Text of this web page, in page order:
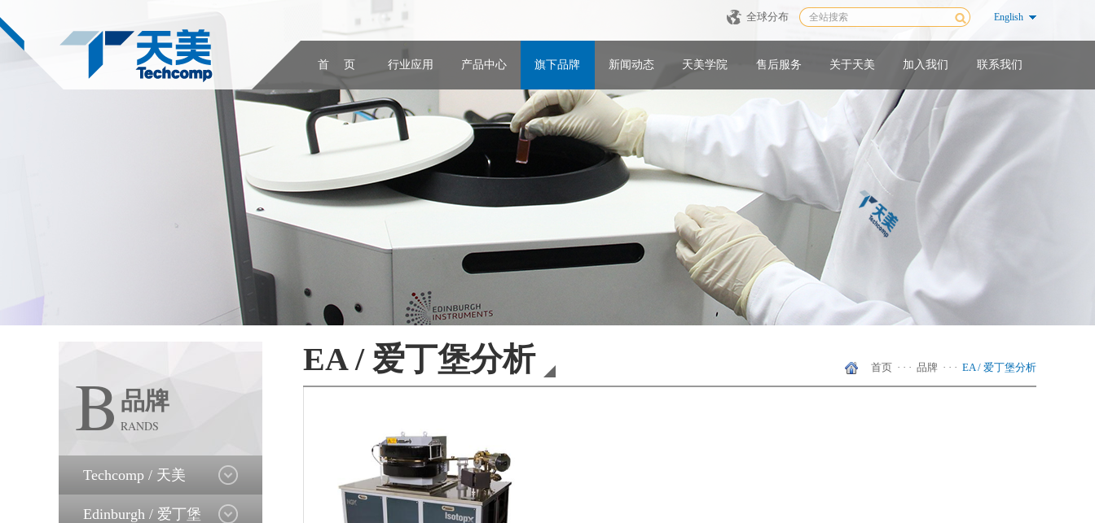
Edinburgh
全球分布 English
首 页 行业应用 产品中心 旗下品牌 新闻动态 天美学院 售后服务 关于天美 加入我们 联系我们
B 品牌
RANDS
Techcomp / 天美
Edinburgh / 爱丁堡
首页 · · · 品牌 · · · EA / 爱丁堡分析
EA / 爱丁堡分析